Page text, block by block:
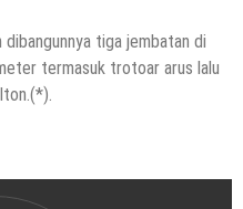
tiga jembatan di
termasuk trotoar arus lalu